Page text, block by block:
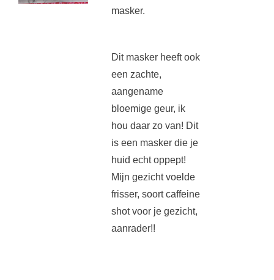
masker.
Dit masker heeft ook
een zachte,
aangename
bloemige geur, ik
hou daar zo van! Dit
is een masker die je
huid echt oppept!
Mijn gezicht voelde
frisser, soort caffeine
shot voor je gezicht,
aanrader!!